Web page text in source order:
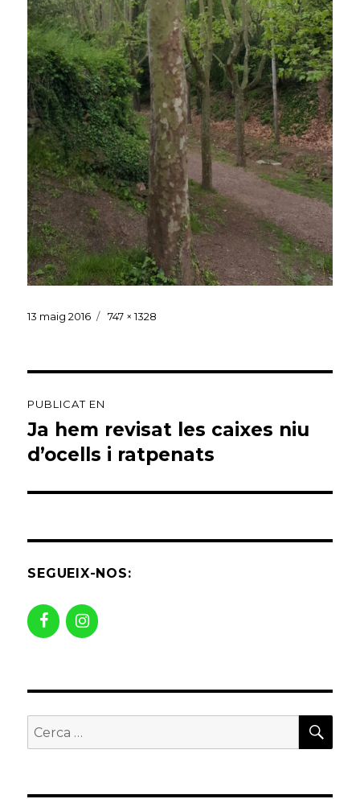
Publicat
13 maig 2016
Mida
747 × 1328
d'entrades
PUBLICAT EN
Ja hem revisat les caixes niu
d’ocells i ratpenats
SEGUEIX-NOS:
Buscar
per: